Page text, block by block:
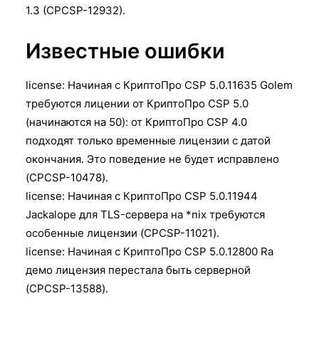
1.3 (CPCSP-12932).
Известные ошибки
license: Начиная с КриптоПро CSP 5.0.11635 Golem
требуются лицении от КриптоПро CSP 5.0
(начинаются на 50): от КриптоПро CSP 4.0
подходят только временные лицензии с датой
окончания. Это поведение не будет исправлено
(CPCSP-10478).
license: Начиная с КриптоПро CSP 5.0.11944
Jackalope для TLS-сервера на *nix требуются
особенные лицензии (CPCSP-11021).
license: Начиная с КриптоПро CSP 5.0.12800 Ra
демо лицензия перестала быть серверной
(CPCSP-13588).